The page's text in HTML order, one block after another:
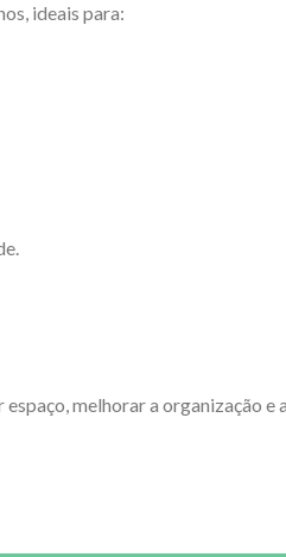
ideais para:
melhorar a organização